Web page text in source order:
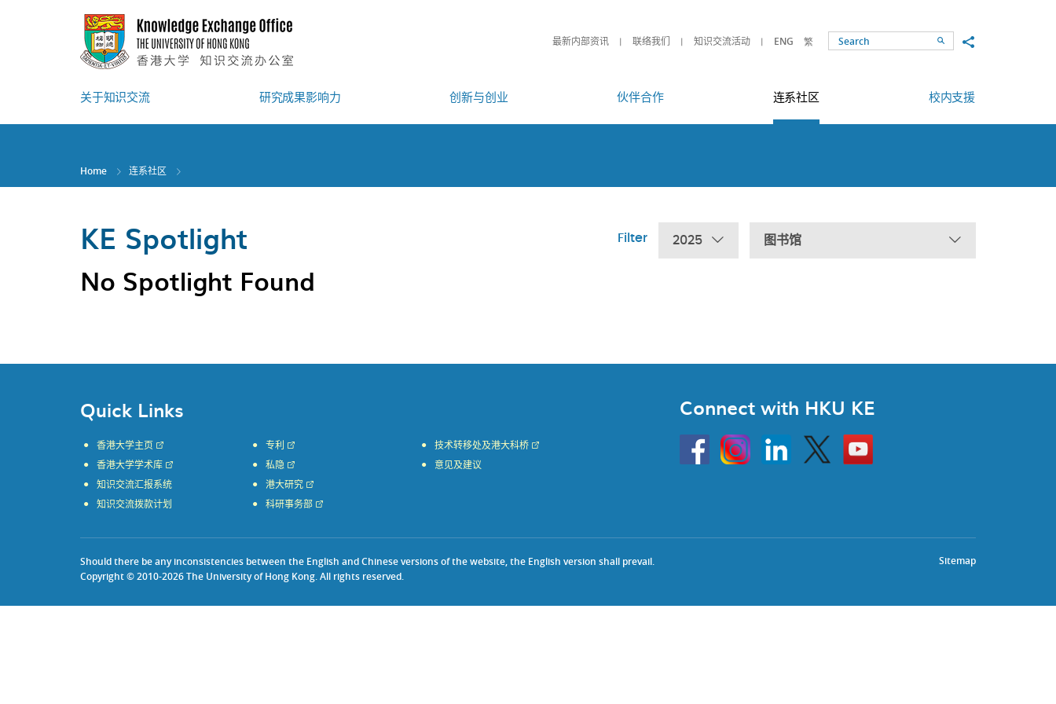
最新内部资讯 联络我们 知识交流活动 ENG 繁 SearchShare to
关于知识交流 研究成果影响力 创新与创业 伙伴合作 连系社区 校内支援
Home 连系社区
KE Spotlight Filter 2025 图书馆
No Spotlight Found
Quick Links
香港大学主页
香港大学学术库
知识交流汇报系统
知识交流拨款计划
专利
私隐
港大研究
科研事务部
技术转移处及港大科桥
意见及建议
Connect with HKU KE
HKU
InstagramLinkedin Twitter
Go
to
HKU
Sitemap
Should there be any inconsistencies between the English and Chinese versions of the website, the English version shall prevail.
Copyright © 2010-2026 The University of Hong Kong. All rights reserved.